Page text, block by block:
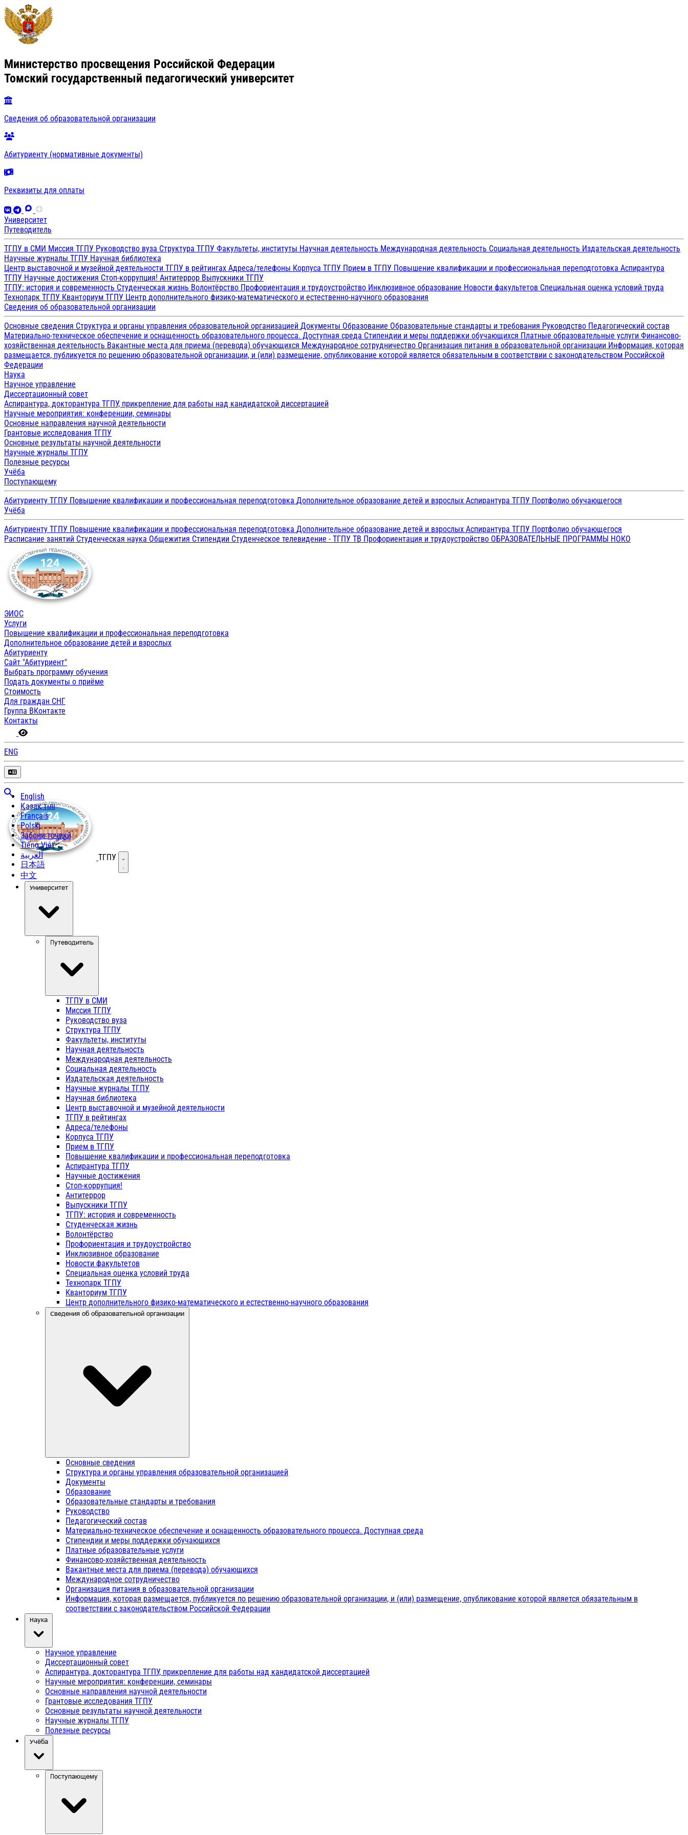
Министерство просвещения Российской Федерации
Томский государственный педагогический университет
Сведения об образовательной организации
Абитуриенту (нормативные документы)
Реквизиты для оплаты
Университет
Путеводитель
ТГПУ в СМИ Миссия ТГПУ Руководство вуза Структура ТГПУ Факультеты, институты Научная деятельность Международная деятельность Социальная деятельность Издательская деятельность
Научные журналы ТГПУ Научная библиотека
Центр выставочной и музейной деятельности ТГПУ в рейтингах Адреса/телефоны Корпуса ТГПУ Прием в ТГПУ Повышение квалификации и профессиональная переподготовка Аспирантура
ТГПУ Научные достижения Стоп-коррупция! Антитеррор Выпускники ТГПУ
ТГПУ: история и современность Студенческая жизнь Волонтёрство Профориентация и трудоустройство Инклюзивное образование Новости факультетов Специальная оценка условий труда
Технопарк ТГПУ Кванториум ТГПУ Центр дополнительного физико-математического и естественно-научного образования
Сведения об образовательной организации
Основные сведения Структура и органы управления образовательной организацией Документы Образование Образовательные стандарты и требования Руководство Педагогический состав
Материально-техническое обеспечение и оснащенность образовательного процесса. Доступная среда Стипендии и меры поддержки обучающихся Платные образовательные услуги Финансово-
хозяйственная деятельность Вакантные места для приема (перевода) обучающихся Международное сотрудничество Организация питания в образовательной организации Информация, которая
размещается, публикуется по решению образовательной организации, и (или) размещение, опубликование которой является обязательным в соответствии с законодательством Российской
Федерации
Наука
Научное управление
Диссертационный совет
Аспирантура, докторантура ТГПУ, прикрепление для работы над кандидатской диссертацией
Научные мероприятия: конференции, семинары
Основные направления научной деятельности
Грантовые исследования ТГПУ
Основные результаты научной деятельности
Научные журналы ТГПУ
Полезные ресурсы
Учёба
Поступающему
Абитуриенту ТГПУ Повышение квалификации и профессиональная переподготовка Дополнительное образование детей и взрослых Аспирантура ТГПУ Портфолио обучающегося
Учёба
Абитуриенту ТГПУ Повышение квалификации и профессиональная переподготовка Дополнительное образование детей и взрослых Аспирантура ТГПУ Портфолио обучающегося
Расписание занятий Студенческая наука Общежития Стипендии Студенческое телевидение - ТГПУ ТВ Профориентация и трудоустройство ОБРАЗОВАТЕЛЬНЫЕ ПРОГРАММЫ НОКО
ЭИОС
Услуги
Повышение квалификации и профессиональная переподготовка
Дополнительное образование детей и взрослых
Абитуриенту
Сайт "Абитуриент"
Выбрать программу обучения
Подать документы о приёме
Стоимость
Для граждан СНГ
Группа ВКонтакте
Контакты
ENG
English
Қазақ тілі
Français
Polski
Забони тоҷикӣ
Tiếng Việt
العربية
日本語
中文
ТГПУ Открыть меню
Университет
Путеводитель
ТГПУ в СМИ
Миссия ТГПУ
Руководство вуза
Структура ТГПУ
Факультеты, институты
Научная деятельность
Международная деятельность
Социальная деятельность
Издательская деятельность
Научные журналы ТГПУ
Научная библиотека
Центр выставочной и музейной деятельности
ТГПУ в рейтингах
Адреса/телефоны
Корпуса ТГПУ
Прием в ТГПУ
Повышение квалификации и профессиональная переподготовка
Аспирантура ТГПУ
Научные достижения
Стоп-коррупция!
Антитеррор
Выпускники ТГПУ
ТГПУ: история и современность
Студенческая жизнь
Волонтёрство
Профориентация и трудоустройство
Инклюзивное образование
Новости факультетов
Специальная оценка условий труда
Технопарк ТГПУ
Кванториум ТГПУ
Центр дополнительного физико-математического и естественно-научного образования
Сведения об образовательной организации
Основные сведения
Структура и органы управления образовательной организацией
Документы
Образование
Образовательные стандарты и требования
Руководство
Педагогический состав
Материально-техническое обеспечение и оснащенность образовательного процесса. Доступная среда
Стипендии и меры поддержки обучающихся
Платные образовательные услуги
Финансово-хозяйственная деятельность
Вакантные места для приема (перевода) обучающихся
Международное сотрудничество
Организация питания в образовательной организации
Информация, которая размещается, публикуется по решению образовательной организации, и (или) размещение, опубликование которой является обязательным в
соответствии с законодательством Российской Федерации
Наука
Научное управление
Диссертационный совет
Аспирантура, докторантура ТГПУ, прикрепление для работы над кандидатской диссертацией
Научные мероприятия: конференции, семинары
Основные направления научной деятельности
Грантовые исследования ТГПУ
Основные результаты научной деятельности
Научные журналы ТГПУ
Полезные ресурсы
Учёба
Поступающему